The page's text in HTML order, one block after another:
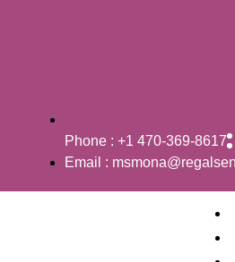
Phone : +1 470-369-8617
Email :